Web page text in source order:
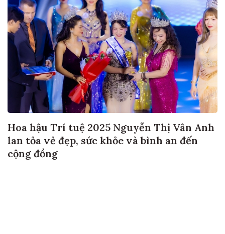
Hoa hậu Trí tuệ 2025 Nguyễn Thị Vân Anh
lan tỏa vẻ đẹp, sức khỏe và bình an đến
cộng đồng